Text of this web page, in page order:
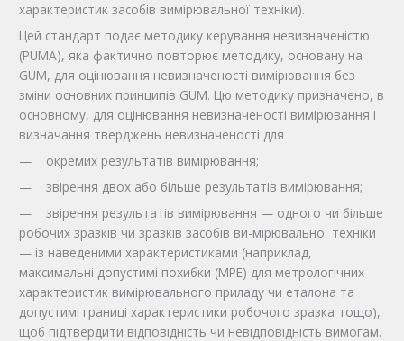
характеристик засобів вимірювальної техніки).
Цей стандарт подає методику керування невизначеністю
(PUMA), яка фактично повторює методику, основану на
GUM, для оцінювання невизначеності вимірювання без
зміни основних принципів GUM. Цю методику призначено, в
основному, для оцінювання невизначеності вимірювання і
визначання тверджень невизначеності для
— окремих результатів вимірювання;
— звірення двох або більше результатів вимірювання;
— звірення результатів вимірювання — одного чи більше
робочих зразків чи зразків засобів ви-мірювальної техніки
— із наведеними характеристиками (наприклад,
максимальні допустимі похибки (МРЕ) для метрологічних
характеристик вимірювального приладу чи еталона та
допустимі границі характеристики робочого зразка тощо),
щоб підтвердити відповідність чи невідповідність вимогам.